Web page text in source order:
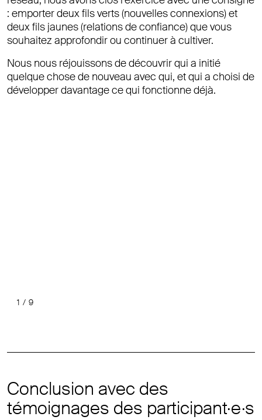
: emporter deux fils verts (nouvelles connexions) et
deux fils jaunes (relations de confiance) que vous
souhaitez approfondir ou continuer à cultiver.
Nous nous réjouissons de découvrir qui a initié
quelque chose de nouveau avec qui, et qui a choisi de
développer davantage ce qui fonctionne déjà.
1 / 9
Conclusion avec des
témoignages des participant·e·s